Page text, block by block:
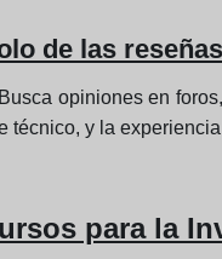
de las
opiniones en
técnico, y la
para la